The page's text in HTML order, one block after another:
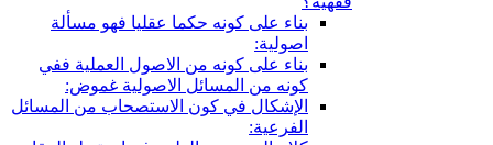
بناء على كونه حكما عقليا فهو مسألة
اصولية:
بناء على كونه من الاصول العملية ففي
كونه من المسائل الاصولية غموض:
الإشكال في كون الاستصحاب من المسائل
الفرعية: